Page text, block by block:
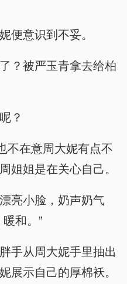
便意识到不妥。
？被严玉青拿去给柏
？
不在意周大妮有点不
姐是在关心自己。
亮小脸，奶声奶气
和。”
手从周大妮手里抽出
展示自己的厚棉袄。